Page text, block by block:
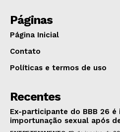
Páginas
Página Inicial
Contato
Políticas e termos de uso
Recentes
Ex-participante do BBB 26
importunação sexual após